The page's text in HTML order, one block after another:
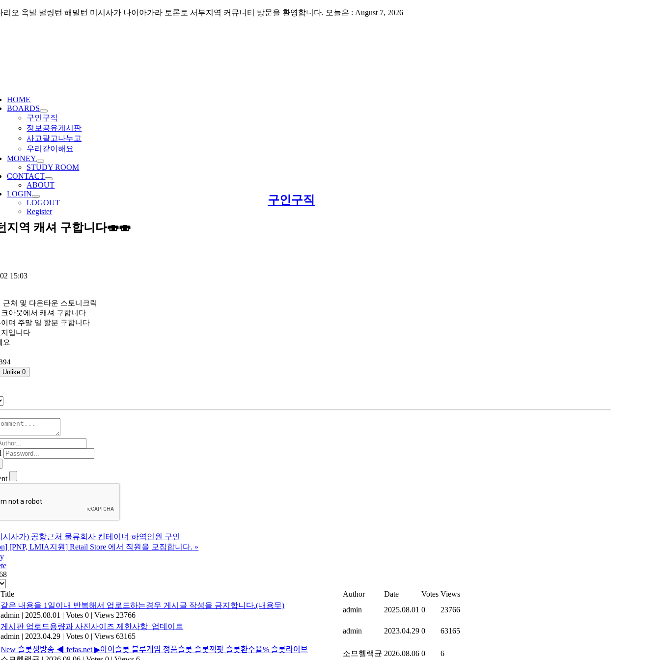
Skip
리오 옥빌 벌링턴 해밀턴 미시사가 나이아가라 토론토 서부지역 커뮤니티 방문을 환영합니다. 오늘은 : August 7, 2026
HOME
BOARDS
구인구직
정보공유게시판
사고팔고나누고
우리같이해요
MONEY
STUDY ROOM
CONTACT
ABOUT
LOGIN
LOGOUT
Register
구인구직
지역 캐셔 구합니다🍣🍣
15:03
근처 및 다운타운 스토니크릭
아웃에서 캐셔 구합니다
며 주말 일 할분 구합니다
입니다
요
Unlike0
시사가) 공항근처 물류회사 컨테이너 하역인원 구인
[PNP, LMIA지원] Retail Store 에서 직원을 모집합니다. »
Title Author Date Votes Views
같은 내용을 1일이내 반복해서 업로드하는경우 게시글 작성을 금지합니다.(내용무)
admin | 2025.08.01 | Votes 0 | Views 23766
admin 2025.08.01 0
23766
게시판 업로드용량과 사진사이즈 제한사항_업데이트
admin | 2023.04.29 | Votes 0 | Views 63165
admin 2023.04.29 0 63165
New 슬롯생방송 ◀ fefas.net ▶아이슬롯 블루게임 정품슬롯 슬롯잭팟 슬롯환수율% 슬롯라이브
소므헬랙균 2026.08.06 0 6